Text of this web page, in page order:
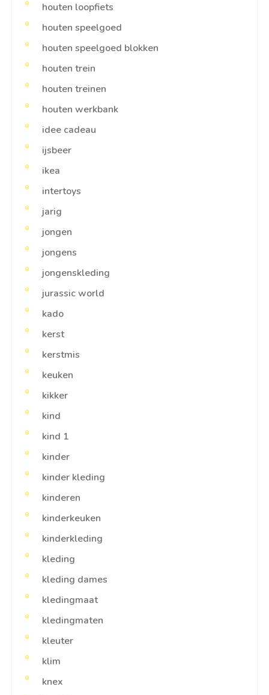
houten loopfiets
houten speelgoed
houten speelgoed blokken
houten trein
houten treinen
houten werkbank
idee cadeau
ijsbeer
ikea
intertoys
jarig
jongen
jongens
jongenskleding
jurassic world
kado
kerst
kerstmis
keuken
kikker
kind
kind 1
kinder
kinder kleding
kinderen
kinderkeuken
kinderkleding
kleding
kleding dames
kledingmaat
kledingmaten
kleuter
klim
knex